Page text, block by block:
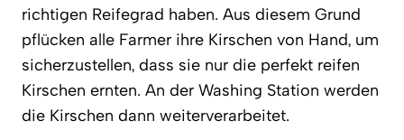
richtigen Reifegrad haben. Aus diesem Grund
pflücken alle Farmer ihre Kirschen von Hand, um
sicherzustellen, dass sie nur die perfekt reifen
Kirschen ernten. An der Washing Station werden
die Kirschen dann weiterverarbeitet.